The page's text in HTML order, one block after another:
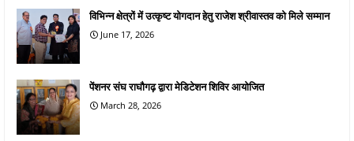
विभिन्न क्षेत्रों में उत्कृष्ट योगदान हेतु राजेश श्रीवास्तव को मिले सम्मान
June 17, 2026
पेंशनर संघ राघौगढ़ द्वारा मेडिटेशन शिविर आयोजित
March 28, 2026